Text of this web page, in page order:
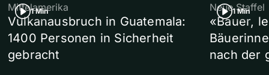
1 Min
Mittelamerika
Vulkanausbruch in Guatemala:
1400 Personen in Sicherheit
gebracht
1 Min
Neue Staffel
«Bauer,
nach der